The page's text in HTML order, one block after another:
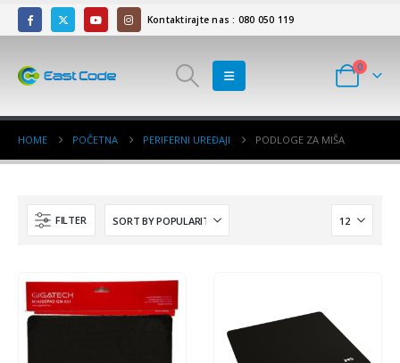
Kontaktirajte nas : 080 050 119
0
HOME POČETNA PERIFERNI UREĐAJI PODLOGE ZA MIŠA
FILTER